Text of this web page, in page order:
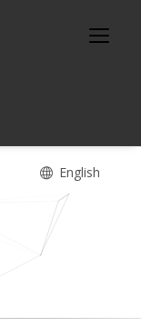
English